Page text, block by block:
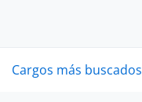
Cargos más buscados